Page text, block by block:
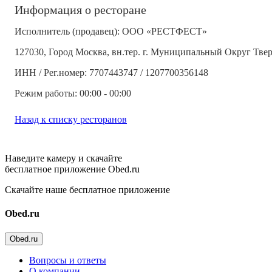
Информация о ресторане
Исполнитель (продавец): ООО «РЕСТФЕСТ»
127030, Город Москва, вн.тер. г. Муниципальный Округ
ИНН / Рег.номер: 7707443747 / 1207700356148
Режим работы: 00:00 - 00:00
Назад к списку ресторанов
Наведите камеру и скачайте
бесплатное приложение Obed.ru
Скачайте наше бесплатное приложение
Obed.ru
Obed.ru
Вопросы и ответы